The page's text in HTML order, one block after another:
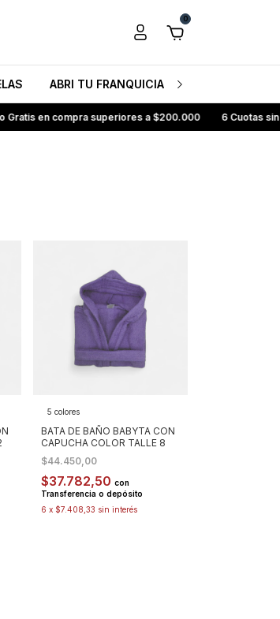
0
ABRI TU FRANQUICIA HB
en compra superiores a $200.000 6 Cuotas sin
5 colores
BATA DE BAÑO BABYTA CON
CAPUCHA COLOR TALLE 8
$44.450,00
$37.782,50 con
Transferencia o depósito
6 x $7.408,33 sin interés